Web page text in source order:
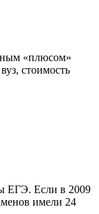
«плюсом»
стоимость
ЕГЭ. Если в 2009
имели 24